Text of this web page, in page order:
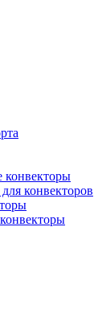
конвекторы
конвекторов